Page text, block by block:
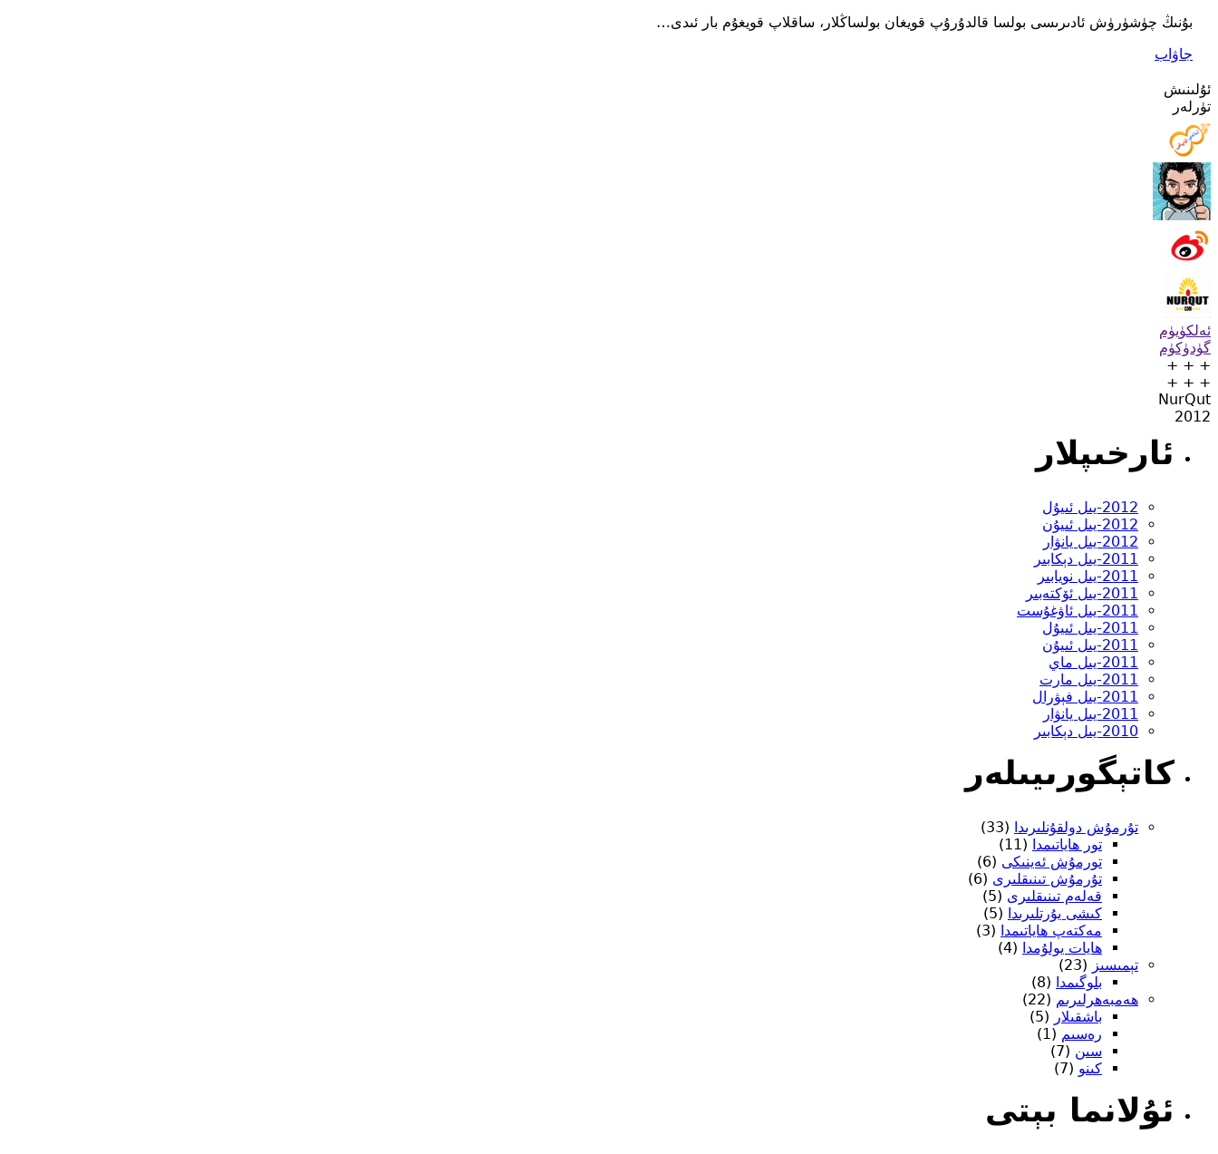
بۇنىڭ چۈشۈرۈش ئادىرىسى بولسا قالدۇرۇپ قويغان بولساڭلار، ساقلاپ قويغۇم بار ئىدى…
جاۋاب
ئۇلىنىش
تۈرلەر
ئەلكۈيۈم
گۈدۈكۈم
+ + +
+ + +
NurQut
2012
ئارخىپلار
2012-يىل ئىيۇل
2012-يىل ئىيۇن
2012-يىل يانۋار
2011-يىل دېكابىر
2011-يىل نويابىر
2011-يىل ئۆكتەبىر
2011-يىل ئاۋغۇست
2011-يىل ئىيۇل
2011-يىل ئىيۇن
2011-يىل ماي
2011-يىل مارت
2011-يىل فېۋرال
2011-يىل يانۋار
2010-يىل دېكابىر
كاتېگورىيىلەر
تۇرمۇش دولقۇنلىرىدا (33)
تور ھاياتىمدا (11)
تورمۇش ئەينىكى (6)
تۇرمۇش تىنىقلىرى (6)
قەلەم تىنىقلىرى (5)
كىشى يۇرتلىرىدا (5)
مەكتەپ ھاياتىمدا (3)
ھايات يولۇمدا (4)
تېمىسىز (23)
بلوگىمدا (8)
ھەمبەھرلىرىم (22)
باشقىلار (5)
رەسىم (1)
سىن (7)
كىنو (7)
ئۇلانما بېتى